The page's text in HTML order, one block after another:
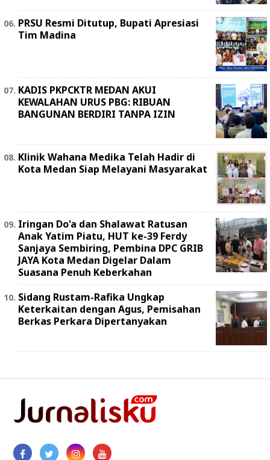
PRSU Resmi Ditutup, Bupati Apresiasi
Tim Madina
KADIS PKPCKTR MEDAN AKUI
KEWALAHAN URUS PBG: RIBUAN
BANGUNAN BERDIRI TANPA IZIN
Klinik Wahana Medika Telah Hadir di
Kota Medan Siap Melayani Masyarakat
Iringan Do'a dan Shalawat Ratusan
Anak Yatim Piatu, HUT ke-39 Ferdy
Sanjaya Sembiring, Pembina DPC GRIB
JAYA Kota Medan Digelar Dalam
Suasana Penuh Keberkahan
Sidang Rustam-Rafika Ungkap
Keterkaitan dengan Agus, Pemisahan
Berkas Perkara Dipertanyakan